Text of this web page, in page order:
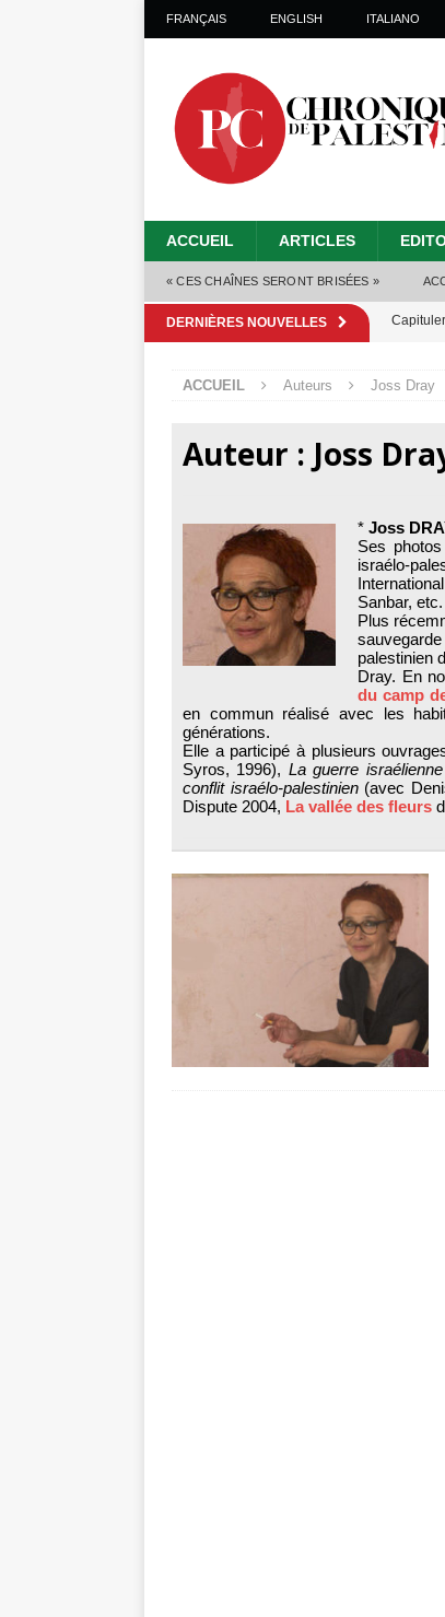
FRANÇAIS ENGLISH ITALIANO
ACCUEIL ARTICLES
« CES CHAÎNES SERONT BRISÉES »
DERNIÈRES NOUVELLES
Mille
Alors
Gaza :
crise
ACCUEIL Auteurs Joss Dray
Auteur : Joss
* Joss
Ses
israélo-
Sanbar, etc.
Plus
palestinien
Dray. En
du camp
en commun réalisé avec les
générations.
Elle a participé à plusieurs
Syros, 1996), La guerre
conflit israélo-palestinien(avec
Dispute 2004, La vallée des fleurs